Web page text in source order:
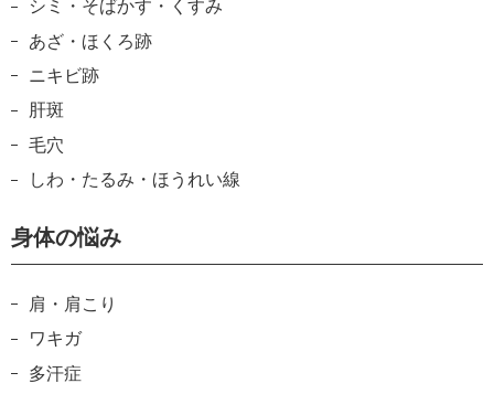
シミ・そばかす・くすみ
あざ・ほくろ跡
ニキビ跡
肝斑
毛穴
しわ・たるみ・ほうれい線
身体の悩み
肩・肩こり
ワキガ
多汗症